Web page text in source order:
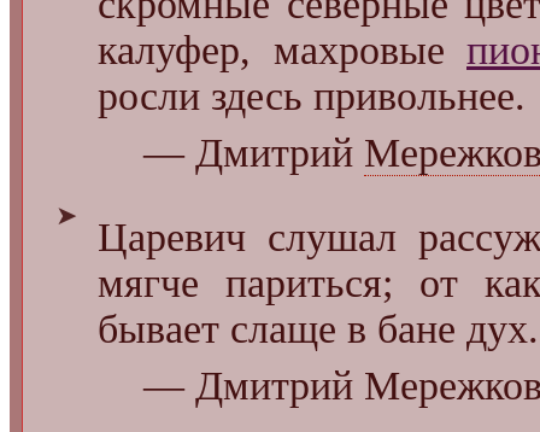
калуфер, махровые
росли здесь привольнее.
— Дмитрий
➤
Царевич слушал
мягче париться; от
бывает слаще в бане
— Дмитрий